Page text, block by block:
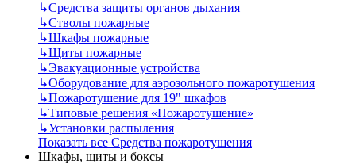
↳Средства защиты органов дыхания
↳Стволы пожарные
↳Шкафы пожарные
↳Щиты пожарные
↳Эвакуационные устройства
↳Оборудование для аэрозольного пожаротушения
↳Пожаротушение для 19" шкафов
↳Типовые решения «Пожаротушение»
↳Установки распыления
Показать все Средства пожаротушения
Шкафы, щиты и боксы